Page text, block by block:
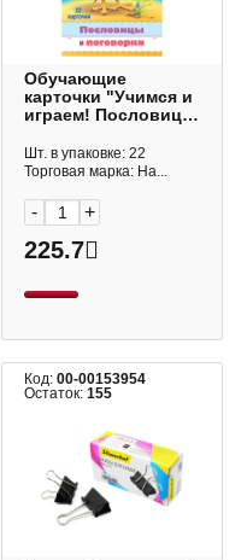
Обучающие
карточки "Учимся и
играем! Пословицы
карт. Ир5_31328
Hatber
Шт. в упаковке: 22
Торговая марка: Ha...
- +
225.7
Код:00-00153954
Остаток:155